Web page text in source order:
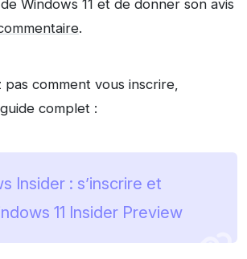
Windows 11 et de donner son avis
.
pas comment vous inscrire,
complet :
Insider : s’inscrire et
11 Insider Preview